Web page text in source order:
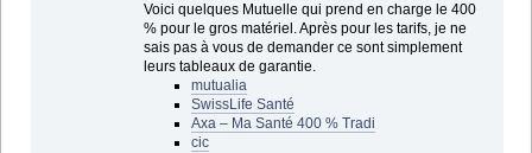
Voici quelques Mutuelle qui prend en charge le 400
% pour le gros matériel. Après pour les tarifs, je ne
sais pas à vous de demander ce sont simplement
leurs tableaux de garantie.
mutualia
SwissLife Santé
Axa – Ma Santé 400 % Tradi
cic